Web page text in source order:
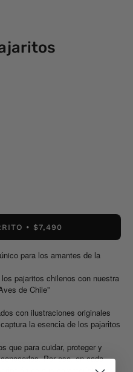
$7,490
para los amantes de la
pajaritos chilenos con nuestra
de Chile”
con ilustraciones originales
la esencia de los pajaritos
que para cuidar, proteger y
Por eso, en cada